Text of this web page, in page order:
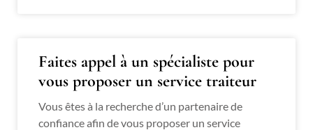
Faites appel à un spécialiste pour
vous proposer un service traiteur
Vous êtes à la recherche d’un partenaire de
confiance afin de vous proposer un service